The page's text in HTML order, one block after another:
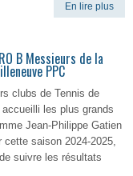
En lire plus
B Messieurs de la
PPC
clubs de Tennis de
accueilli les plus grands
Jean-Philippe Gatien
saison 2024-2025,
suivre les résultats